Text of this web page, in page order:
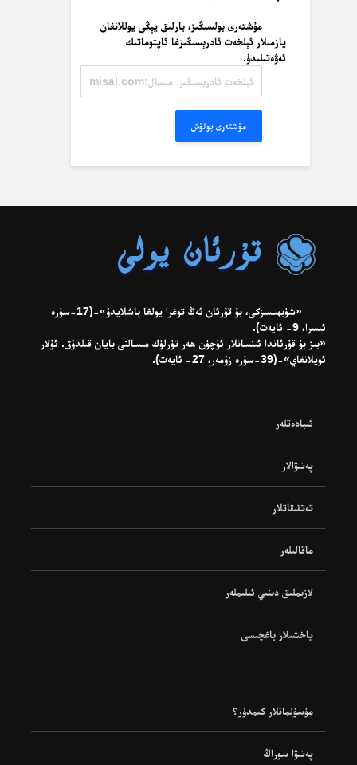
مۇشتەرى بولسىڭىز، بارلىق يېڭى يوللانغان
يازمىلار ئېلخەت ئادرېسىڭىزغا ئاپتوماتىك
ئەۋەتىلىدۇ.
ئادرېسىڭىز.
مۇشتەرى بولۇش
«شۈبھىسىزكى، بۇ قۇرئان ئەڭ توغرا يولغا باشلايدۇ»-(17-سۈرە
ئىسرا، 9- ئايەت).
«بىز بۇ قۇرئاندا ئىنسانلار ئۈچۈن ھەر تۈرلۈك مىسالنى بايان قىلدۇق. ئۇلار
ئويلانغاي»-(39-سۈرە زۇمەر، 27- ئايەت).
ئىبادەتلەر
پەتىۋالار
تەتقىقاتلار
ماقالىلەر
لازىملىق دىنىي ئىلىملەر
ياخشىلار باغچىسى
مۇسۇلمانلار كىمدۇر؟
پەتىۋا سوراڭ